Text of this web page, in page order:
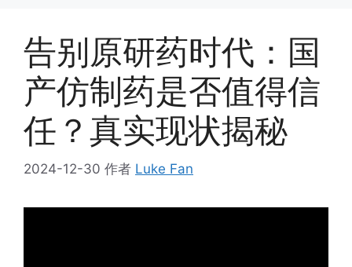
告别原研药时代：国
产仿制药是否值得信
任？真实现状揭秘
2024-12-30 作者 Luke Fan